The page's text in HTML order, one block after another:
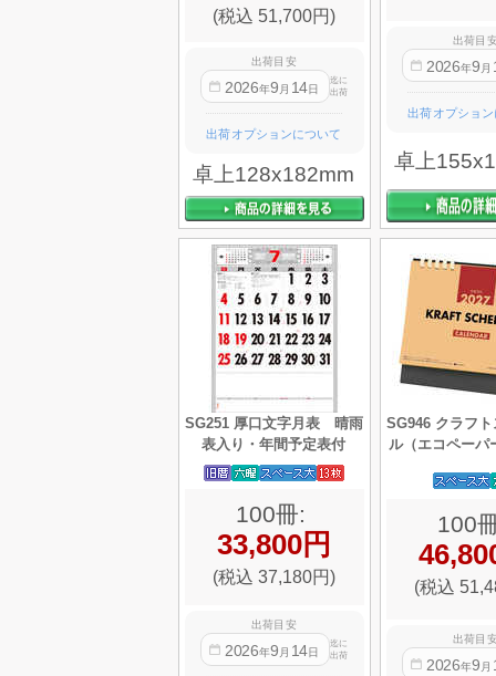
(税込 51,700円)
出荷目安
2026年9 月 14日
迄に
出荷
出荷オプションについて
卓上128x182mm
出荷目
2026年9 月
出荷オプショ
卓上
SG251 厚口文字月表 晴雨
表入り・年間予定表付
100冊:
33,800円
(税込 37,180円)
出荷目安
2026年9 月 14日
迄に
出荷
SG946 クラフ
ル（エコペーパ
100
(税込
出荷目
2026年9 月